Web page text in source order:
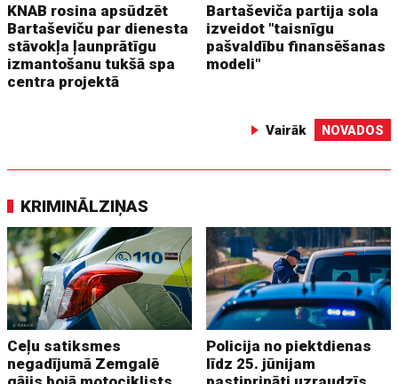
KNAB rosina apsūdzēt
Bartaševiču par dienesta
stāvokļa ļaunprātīgu
izmantošanu tukšā spa
centra projektā
Bartaševiča partija sola
izveidot "taisnīgu
pašvaldību finansēšanas
modeli"
Vairāk NOVADOS
KRIMINĀLZIŅAS
Ceļu satiksmes
negadījumā Zemgalē
Policija no piektdienas
līdz 25. jūnijam